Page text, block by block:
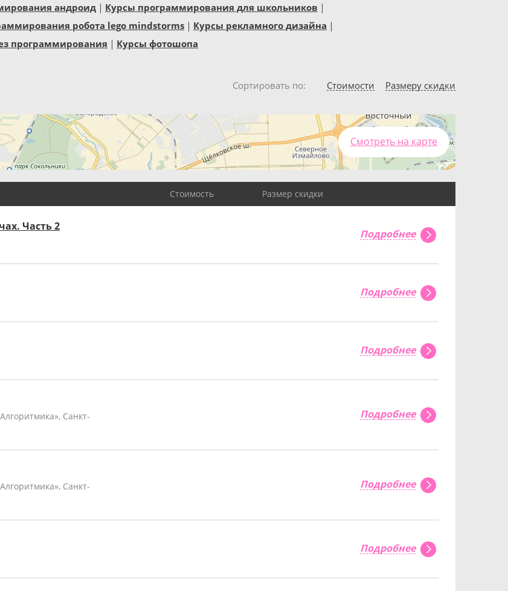
андроид
Курсы программирования для школьников
робота lego mindstorms
Курсы рекламного дизайна
программирования Курсы фотошопа
Сортировать по Стоимости Размеру скидки
Смотреть на карте
Стоимость Размер скидки
Часть 2
Подробнее
Подробнее
Подробнее
Санкт-
Подробнее
Санкт-
Подробнее
Подробнее